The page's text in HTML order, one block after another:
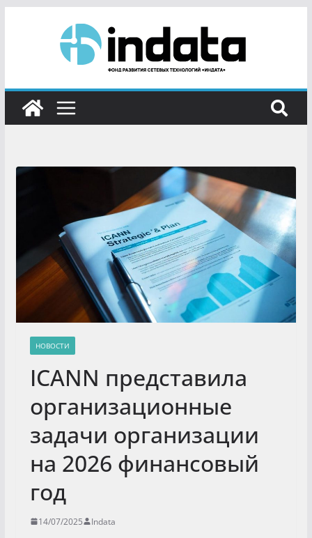
НОВОСТИ
ICANN представила
организационные
задачи организации
на 2026 финансовый
год
14/07/2025 Indata